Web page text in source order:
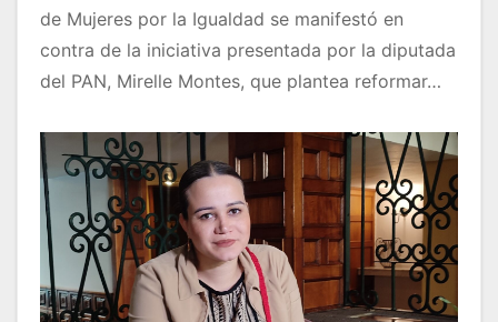
de Mujeres por la Igualdad se manifestó en
contra de la iniciativa presentada por la diputada
del PAN, Mirelle Montes, que plantea reformar…